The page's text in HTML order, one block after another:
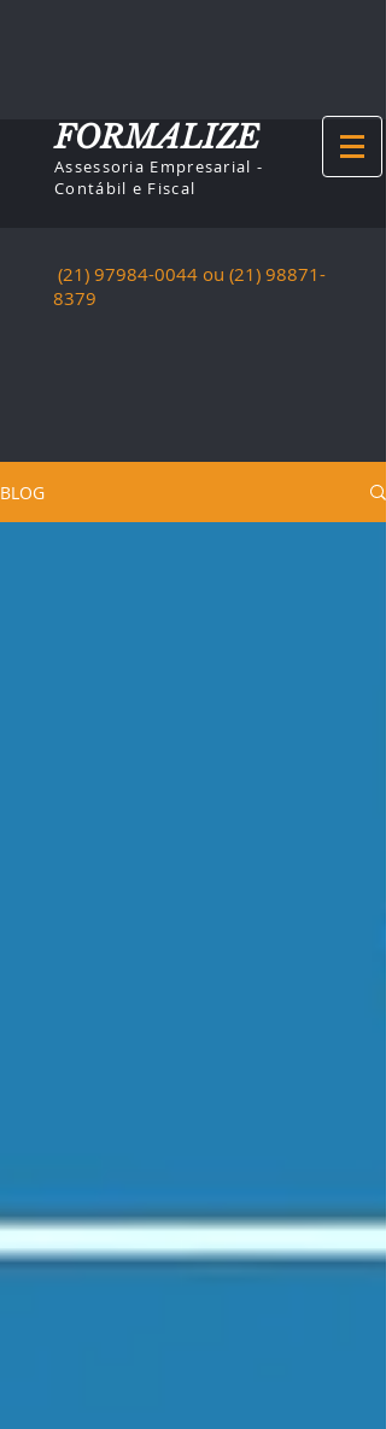
Assessoria Empresarial -
Contábil e Fiscal
FORMALIZE
(21) 97984-0044 ou (21) 98871-
8379
BLOG